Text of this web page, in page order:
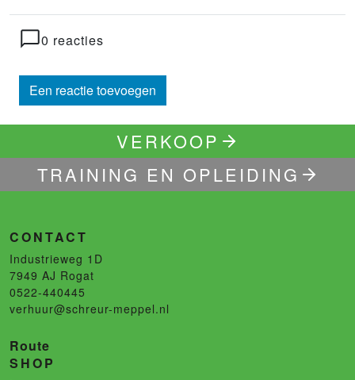
0 reacties
Een reactie toevoegen
VERKOOP
TRAINING EN OPLEIDING
CONTACT
Industrieweg 1D
7949 AJ Rogat
0522-440445
verhuur@schreur-meppel.nl
Route
SHOP